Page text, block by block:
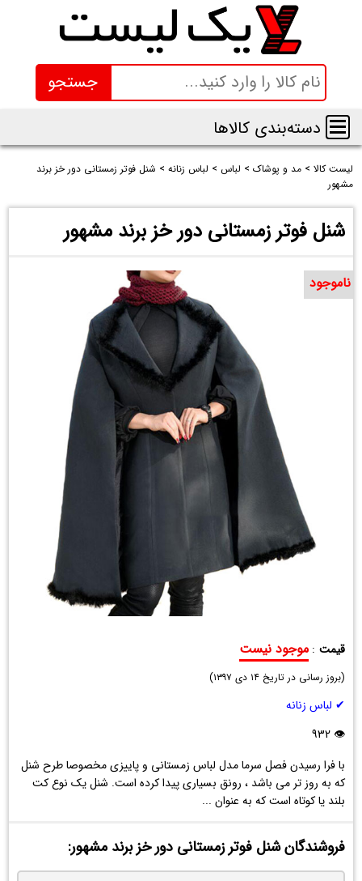
جستجو
دسته‌بندی کالاها
لیست کالا >مد و پوشاک > لباس > لباس زنانه > شنل فوتر زمستانی دور خز برند
مشهور
شنل فوتر زمستانی دور خز برند مشهور
ناموجود
قیمت
شنل
فوتر
زمستانی
دور
خز
مشهور
: موجود نیست
(بروز رسانی در تاریخ۱۴ دی ۱۳۹۷ )
✔ لباس زنانه
👁 932
با فرا رسیدن فصل سرما مدل لباس زمستانی و پاییزی مخصوصا طرح شنل
که به روز تر می باشد ، رونق بسیاری پیدا کرده است. شنل یک نوع کت
بلند یا کوتاه است که به عنوان ...
فروشندگان شنل فوتر زمستانی دور خز برند مشهور: